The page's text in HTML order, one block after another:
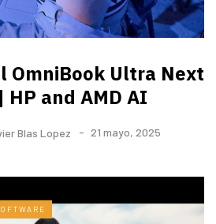
OmniBook Ultra ​Next
HP and AMD AI
Blas Lopez 21 mayo, 2025